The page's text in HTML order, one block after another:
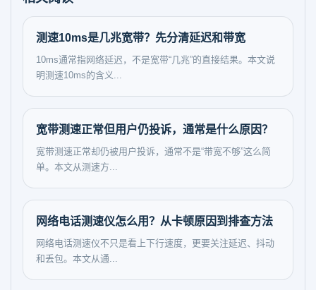
测速10ms是几兆宽带？先分清延迟和带宽
10ms通常指网络延迟，不是宽带“几兆”的直接结果。本文说
明测速10ms的含义...
宽带测速正常但用户仍投诉，通常是什么原因？
宽带测速正常却仍被用户投诉，通常不是“带宽不够”这么简
单。本文从测速方...
网络电话测速仪怎么用？从卡顿原因到排查方法
网络电话测速仪不只是看上下行速度，更要关注延迟、抖动
和丢包。本文从通...